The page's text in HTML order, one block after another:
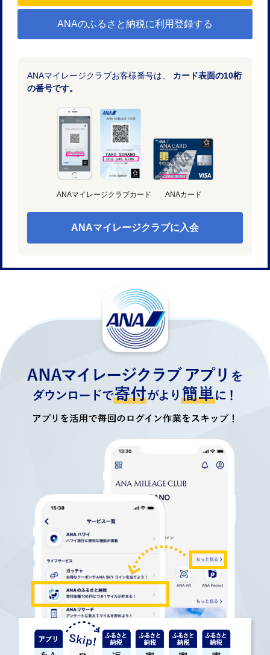
ANAのふるさと納税に利用登録する
ANAマイレージクラブお客様番号は、 カード表面の10桁
の番号です。
ANAマイレージクラブカード ANAカード
ANAマイレージクラブに入会